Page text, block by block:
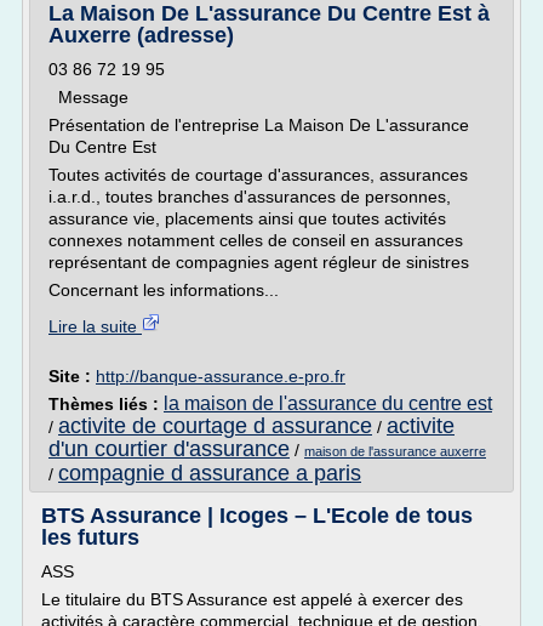
La Maison De L'assurance Du Centre Est à
Auxerre (adresse)
03 86 72 19 95
Message
Présentation de l'entreprise La Maison De L'assurance
Du Centre Est
Toutes activités de courtage d'assurances, assurances
i.a.r.d., toutes branches d'assurances de personnes,
assurance vie, placements ainsi que toutes activités
connexes notamment celles de conseil en assurances
représentant de compagnies agent régleur de sinistres
Concernant les informations...
Lire la suite
Site : http://banque-assurance.e-pro.fr
Thèmes liés : la maison de l'assurance du centre est
/ activite de courtage d assurance / activite
d'un courtier d'assurance / maison de l'assurance auxerre
/ compagnie d assurance a paris
BTS Assurance | Icoges – L'Ecole de tous
les futurs
ASS
Le titulaire du BTS Assurance est appelé à exercer des
activités à caractère commercial, technique et de gestion,